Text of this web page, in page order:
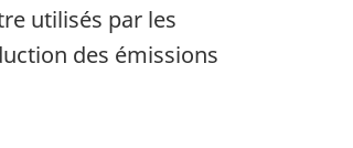
utilisés par les
des émissions